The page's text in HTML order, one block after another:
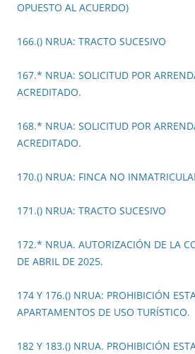
OPUESTO AL ACUERDO)
166.() NRUA: TRACTO SUCESIVO
167.* NRUA: SOLICITUD POR
ACREDITADO.
168.* NRUA: SOLICITUD POR
ACREDITADO.
170.() NRUA: FINCA NO
171.() NRUA: TRACTO SUCESIVO
172.* NRUA. AUTORIZACIÓN DE LA
DE ABRIL DE 2025.
174 Y 176.() NRUA: PROHIBICIÓN
APARTAMENTOS DE USO TURÍSTICO.
182 Y 183.() NRUA. PROHIBICIÓN